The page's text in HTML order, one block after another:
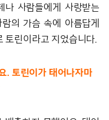
나 사람들에게 사랑받는
의 가슴 속에 아름답게
토린이라고 지었습니다.
. 토린이가 태어나자마